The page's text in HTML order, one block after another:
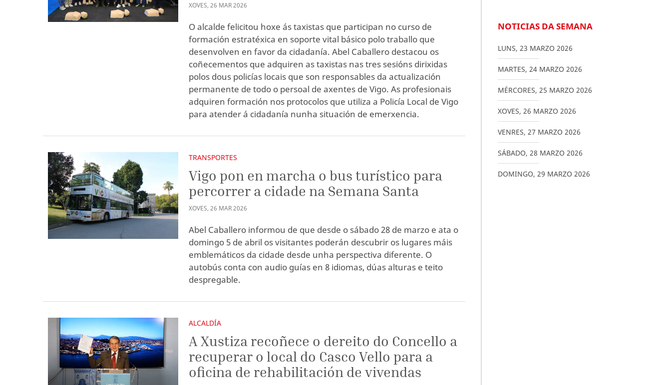
XOVES,26 MAR2026
O alcalde felicitou hoxe ás taxistas que participan no curso de
formación estratéxica en soporte vital básico polo traballo que
desenvolven en favor da cidadanía. Abel Caballero destacou os
coñecementos que adquiren as taxistas nas tres sesións dirixidas
polos dous policías locais que son responsables da actualización
permanente de todo o persoal de axentes de Vigo. As profesionais
adquiren formación nos protocolos que utiliza a Policía Local de Vigo
para atender á cidadanía nunha situación de emerxencia.
TRANSPORTES
Vigo pon en marcha o bus turístico para
percorrer a cidade na Semana Santa
XOVES,26 MAR2026
Abel Caballero informou de que desde o sábado 28 de marzo e ata o
domingo 5 de abril os visitantes poderán descubrir os lugares máis
emblemáticos da cidade desde unha perspectiva diferente. O
autobús conta con audio guías en 8 idiomas, dúas alturas e teito
despregable.
ALCALDÍA
A Xustiza recoñece o dereito do Concello a
recuperar o local do Casco Vello para a
oficina de rehabilitación de vivendas
NOTICIAS DA SEMANA
LUNS, 23 MARZO 2026
MARTES, 24 MARZO 2026
MÉRCORES, 25 MARZO 2026
XOVES, 26 MARZO 2026
VENRES, 27 MARZO 2026
SÁBADO, 28 MARZO 2026
DOMINGO, 29 MARZO 2026